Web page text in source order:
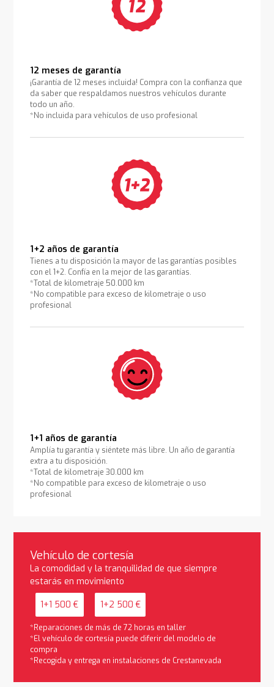
12 meses de garantía
¡Garantía de 12 meses incluida! Compra con la confianza que
da saber que respaldamos nuestros vehículos durante
todo un año.
*No incluida para vehículos de uso profesional
1+2 años de garantía
Tienes a tu disposición la mayor de las garantías posibles
con el 1+2. Confía en la mejor de las garantías.
*Total de kilometraje 50.000 km
*No compatible para exceso de kilometraje o uso
profesional
1+1 años de garantía
Amplía tu garantía y siéntete más libre. Un año de garantía
extra a tu disposición.
*Total de kilometraje 30.000 km
*No compatible para exceso de kilometraje o uso
profesional
Vehículo de cortesía
La comodidad y la tranquilidad de que siempre
estarás en movimiento
1+1 500 € 1+2 500 €
*Reparaciones de más de 72 horas en taller
*El vehículo de cortesía puede diferir del modelo de
compra
*Recogida y entrega en instalaciones de Crestanevada